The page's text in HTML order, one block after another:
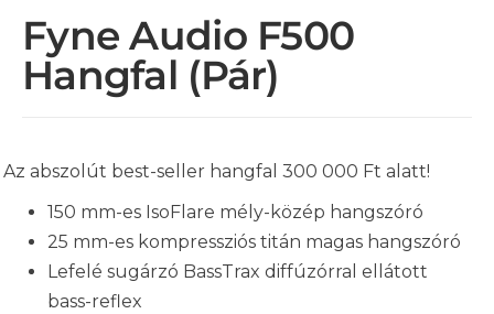
Fyne Audio F500
Hangfal (pár)
Az abszolút best-seller hangfal 300 000 Ft alatt!
150 mm-es IsoFlare mély-közép hangszóró
25 mm-es kompressziós titán magas hangszóró
Lefelé sugárzó BassTrax diffúzórral ellátott
bass-reflex